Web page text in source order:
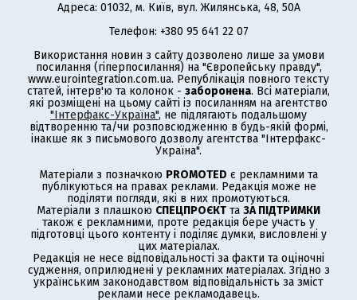
Адреса: 01032, м. Київ, вул. Жилянська, 48, 50А
Телефон: +380 95 641 22 07
Використання новин з сайту дозволено лише за умови
посилання (гіперпосилання) на "Європейську правду",
www.eurointegration.com.ua. Републікація повного тексту
статей, інтерв'ю та колонок - заборонена. Всі матеріали,
які розміщені на цьому сайті із посиланням на агентство
"Інтерфакс-Україна", не підлягають подальшому
відтворенню та/чи розповсюдженню в будь-якій формі,
інакше як з письмового дозволу агентства "Інтерфакс-
Україна".
Матеріали з позначкою PROMOTED є рекламними та
публікуються на правах реклами. Редакція може не
поділяти погляди, які в них промотуються.
Матеріали з плашкою СПЕЦПРОЄКТ та ЗА ПІДТРИМКИ
також є рекламними, проте редакція бере участь у
підготовці цього контенту і поділяє думки, висловлені у
цих матеріалах.
Редакція не несе відповідальності за факти та оціночні
судження, оприлюднені у рекламних матеріалах. Згідно з
українським законодавством відповідальність за зміст
реклами несе рекламодавець.